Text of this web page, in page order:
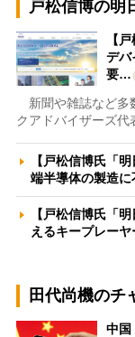
戸松信博の明
【
デバ
要…
新聞や雑誌など多
クアドバイザーズ代
【戸松信博氏「
端半導体の製造
【戸松信博氏「
えるキープレー
田代尚機のチ
中国